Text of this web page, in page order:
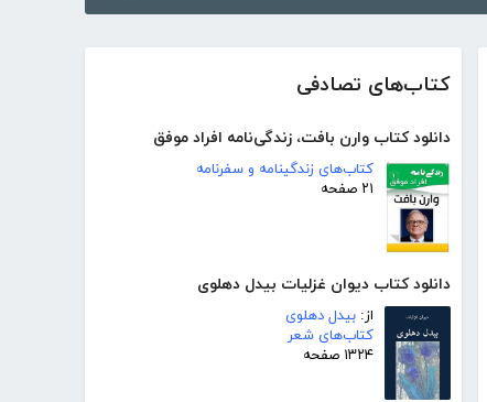
کتاب‌های تصادفی
دانلود کتاب وارن بافت، زندگی‌نامه افراد موفق
کتاب‌های زندگینامه و سفرنامه
۲۱ صفحه
دانلود کتاب دیوان غزلیات بیدل دهلوی
از: بیدل دهلوی
کتاب‌های شعر
۱۳۲۴ صفحه